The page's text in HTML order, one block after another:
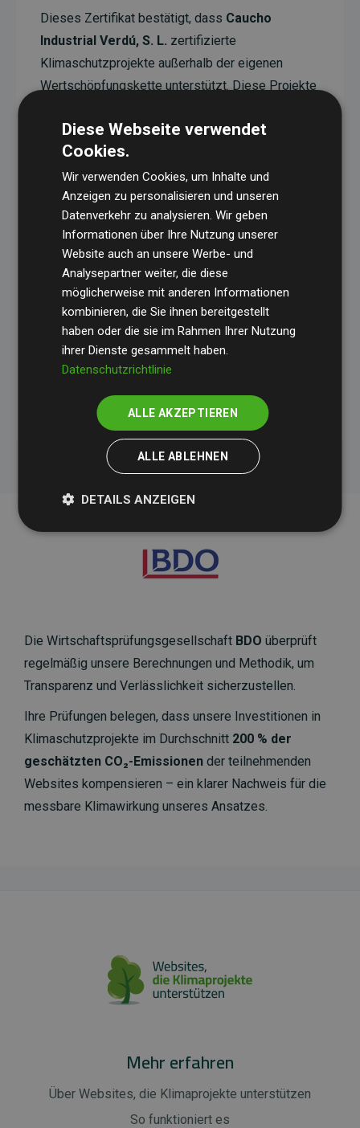
Dieses Zertifikat bestätigt, dass Caucho
Industrial Verdú, S. L. zertifizierte
Klimaschutzprojekte außerhalb der eigenen
Wertschöpfungskette unterstützt. Diese Projekte
Wirkung, die im Durchschnitt dem Doppelten der
geschätzten Emissionen der Website entspricht.
Alle unterstützten Projekte werden durch
Standardverifiziert und erfüllen höchste
Anforderungen an Qualität, tatsächliche
Klimawirkung und Transparenz. Weitere
Informationen zu den einzelnen Projekten finden
Sie hier.
Initiative Websites, die Klimaprojekte unterstützen
Die Wirtschaftsprüfungsgesellschaft BDO überprüft
regelmäßig unsere Berechnungen und Methodik, um
Transparenz und Verlässlichkeit sicherzustellen.
Ihre Prüfungen belegen, dass unsere Investitionen in
Klimaschutzprojekte im Durchschnitt 200 % der
geschätzten CO₂-Emissionen der teilnehmenden
Websites kompensieren – ein klarer Nachweis für die
messbare Klimawirkung unseres Ansatzes.
Mehr erfahren
Über Websites, die Klimaprojekte unterstützen
So funktioniert es
Diese Webseite verwendet
Cookies.
Wir verwenden Cookies, um Inhalte und
Anzeigen zu personalisieren und unseren
Datenverkehr zu analysieren. Wir geben
Informationen über Ihre Nutzung unserer
Website auch an unsere Werbe- und
Analysepartner weiter, die diese
möglicherweise mit anderen Informationen
kombinieren, die Sie ihnen bereitgestellt
haben oder die sie im Rahmen Ihrer Nutzung
ihrer Dienste gesammelt haben.
Datenschutzrichtlinie
ALLE AKZEPTIEREN
ALLE ABLEHNEN
DETAILS ANZEIGEN